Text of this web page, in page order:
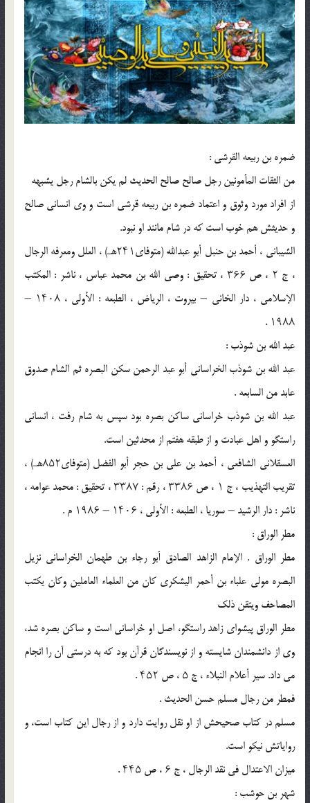
ضمره بن ربیعه القرشی :
من الثقات المأمونین رجل صالح صالح الحدیث لم یکن بالشام رجل یشبهه
از افراد مورد وثوق و اعتماد ضمره بن ربیعه قرشی است و وی انسانی صالح
و حدیثش هم خوب است که در شام مانند او نبود.
الشیبانی ، أحمد بن حنبل أبو عبدالله (متوفای۲۴۱هـ) ، العلل ومعرفه الرجال
، ج ۲ ، ص ۳۶۶ ، تحقیق : وصی الله بن محمد عباس ، ناشر : المکتب
الإسلامی ، دار الخانی – بیروت ، الریاض ، الطبعه : الأولى ، ۱۴۰۸ –
۱۹۸۸ .
عبد الله بن شوذب :
عبد الله بن شوذب الخراسانی أبو عبد الرحمن سکن البصره ثم الشام صدوق
عابد من السابعه .
عبد الله بن شوذب خراسانی ساکن بصره بود سپس به شام رفت ، انسانی
راستگو و اهل عبادت و از طبقه هفتم از محدثین است.
العسقلانی الشافعی ، أحمد بن علی بن حجر أبو الفضل (متوفای۸۵۲هـ) ،
تقریب التهذیب ، ج ۱ ، ص ۳۳۸۶ ، رقم : ۳۳۸۷ ، تحقیق : محمد عوامه ،
ناشر : دار الرشید – سوریا ، الطبعه : الأولى ، ۱۴۰۶ – ۱۹۸۶ م .
مطر الوراق :
مطر الوراق . الإمام الزاهد الصادق أبو رجاء بن طهمان الخراسانی نزیل
البصره مولى علباء بن أحمر الیشکری کان من العلماء العاملین وکان یکتب
المصاحف ویتقن ذلک
مطر الوراق پیشوای زاهد راستگو، اصل او خراسانی است و ساکن بصره شد،
وی از دانشمندان شایسته و از نویسندگان قرآن بود که به درستی آن را انجام
می داد. سیر أعلام النبلاء ، ج ۵ ، ص ۴۵۲ .
فمطر من رجال مسلم حسن الحدیث .
مسلم در کتاب صحیحش از او نقل روایت دارد و از رجال این کتاب است، و
روایاتش نیکو است.
میزان الاعتدال فی نقد الرجال ، ج ۶ ، ص ۴۴۵ .
شهر بن حوشب :